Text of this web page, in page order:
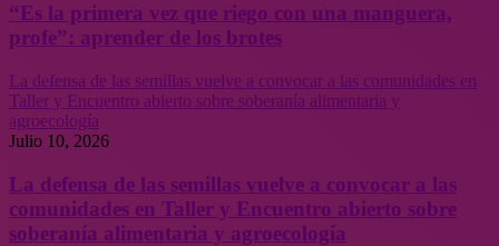
“Es la primera vez que riego con una manguera,
profe”: aprender de los brotes
La defensa de las semillas vuelve a convocar a las comunidades en
Taller y Encuentro abierto sobre soberanía alimentaria y
agroecología
Julio 10, 2026
La defensa de las semillas vuelve a convocar a las
comunidades en Taller y Encuentro abierto sobre
soberanía alimentaria y agroecología